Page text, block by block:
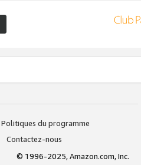
Politiques du programme
Contactez-nous
© 1996-2025, Amazon.com, Inc.